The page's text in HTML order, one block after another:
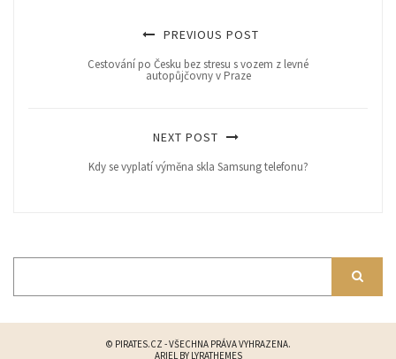
PREVIOUS POST
Cestování po Česku bez stresu s vozem z levné
autopůjčovny v Praze
NEXT POST
Kdy se vyplatí výměna skla Samsung telefonu?
© PIRATES.CZ - VŠECHNA PRÁVA VYHRAZENA.
ARIEL BY LYRATHEMES